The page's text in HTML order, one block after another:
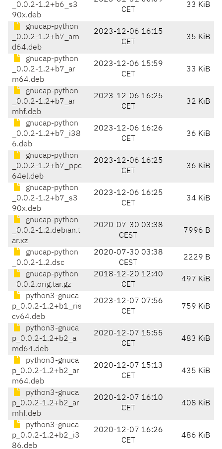
_0.0.2-1.2+b6_s3
90x.deb
CET
33 KiB
gnucap-python
_0.0.2-1.2+b7_am
d64.deb
2023-12-06 16:15
CET
35 KiB
gnucap-python
_0.0.2-1.2+b7_ar
m64.deb
2023-12-06 15:59
CET
33 KiB
gnucap-python
_0.0.2-1.2+b7_ar
mhf.deb
2023-12-06 16:25
CET
32 KiB
gnucap-python
_0.0.2-1.2+b7_i38
6.deb
2023-12-06 16:26
CET
36 KiB
gnucap-python
_0.0.2-1.2+b7_ppc
64el.deb
2023-12-06 16:25
CET
36 KiB
gnucap-python
_0.0.2-1.2+b7_s3
90x.deb
2023-12-06 16:25
CET
34 KiB
gnucap-python
_0.0.2-1.2.debian.t
ar.xz
2020-07-30 03:38
CEST
7996 B
gnucap-python
_0.0.2-1.2.dsc
2020-07-30 03:38
CEST
2229 B
gnucap-python
_0.0.2.orig.tar.gz
2018-12-20 12:40
CET
497 KiB
python3-gnuca
p_0.0.2-1.2+b1_ris
cv64.deb
2023-12-07 07:56
CET
759 KiB
python3-gnuca
p_0.0.2-1.2+b2_a
md64.deb
2020-12-07 15:55
CET
483 KiB
python3-gnuca
p_0.0.2-1.2+b2_ar
m64.deb
2020-12-07 15:13
CET
435 KiB
python3-gnuca
p_0.0.2-1.2+b2_ar
mhf.deb
2020-12-07 16:10
CET
408 KiB
python3-gnuca
p_0.0.2-1.2+b2_i3
86.deb
2020-12-07 16:26
CET
486 KiB